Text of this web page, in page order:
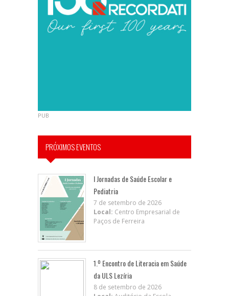
PUB
PRÓXIMOS EVENTOS
I Jornadas de Saúde Escolar e
Pediatria
7 de setembro de 2026
Local: Centro Empresarial de
Paços de Ferreira
1.º Encontro de Literacia em Saúde
da ULS Lezíria
8 de setembro de 2026